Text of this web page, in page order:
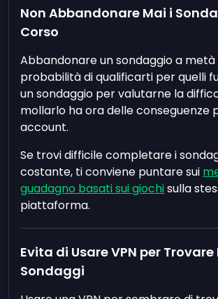
Non Abbandonare Mai i
Corso
Abbandonare un sondaggio a
probabilità di qualificarti per quelli
un sondaggio per valutarne la
mollarlo ha ora delle conseguenze
account.
Se trovi difficile completare i
costante, ti conviene puntare sui
guadagno basati sui giochisulla
piattaforma.
Evita di Usare VPN per Trovare
Sondaggi